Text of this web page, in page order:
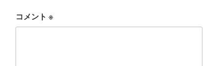
コメント ※